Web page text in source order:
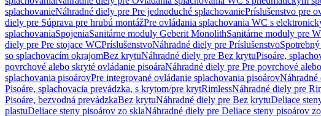
splachovanieNáhradné diely pre Pre jednoduché splachovaniePríslušenstvo pre
diely pre Súprava pre hrubú montážPre ovládania splachovania WC s
splachovaniaSpojeniaSanitárne moduly Geberit MonolithSanitárne moduly pre
diely pre Pre stojace WCPríslušenstvoNáhradné diely pre Príslušenstvo
so splachovacím okrajomBez krytuNáhradné diely pre Bez krytuPisoáre,
povrchové alebo skryté ovládanie pisoáraNáhradné diely pre Pre povrchové
splachovania pisoárovPre integrované ovládanie splachovania pisoárovNáhradné
Pisoáre, splachovacia prevádzka, s krytom/pre krytRimlessNáhradné diely pre
Pisoáre, bezvodná prevádzkaBez krytuNáhradné diely pre Bez krytuDeliace
plastuDeliace steny pisoárov zo sklaNáhradné diely pre Deliace steny pisoárov